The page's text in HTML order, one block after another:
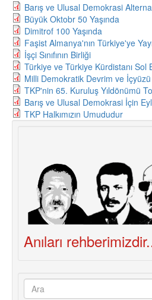
Barış ve Ulusal Demokrasi
Büyük Oktobr 50 Yaşında
Dimitrof 100 Yaşında
Faşist Almanya'nın Türkiye'ye
İşçi Sınıfının Birliği
Türkiye ve Türkiye Kürdistanı Sol
Milli Demokratik Devrim ve İçyüzü
TKP'nin 65. Kuruluş Yıldönümü
Barış ve Ulusal Demokrasi İçin
TKP Halkımızın Umududur
Anıları
Arama